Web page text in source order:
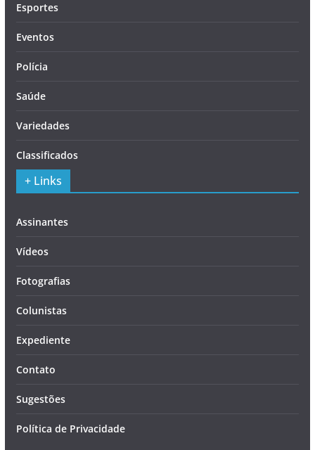
Esportes
Eventos
Polícia
Saúde
Variedades
Classificados
+ Links
Assinantes
Vídeos
Fotografias
Colunistas
Expediente
Contato
Sugestões
Política de Privacidade